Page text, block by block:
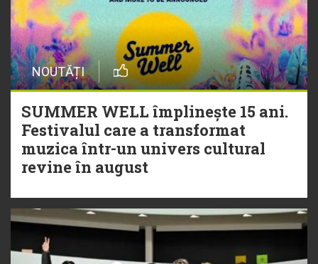
NOUTĂȚI
SUMMER WELL împlinește 15 ani.
Festivalul care a transformat
muzica într-un univers cultural
revine în august